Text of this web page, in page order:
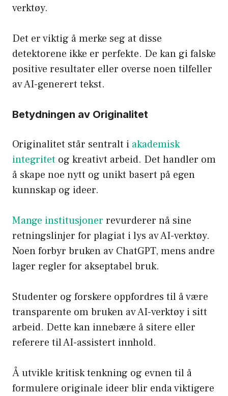
verktøy.
Det er viktig å merke seg at disse
detektorene ikke er perfekte. De kan gi falske
positive resultater eller overse noen tilfeller
av AI-generert tekst.
Betydningen av Originalitet
Originalitet står sentralt i akademisk
integritet og kreativt arbeid. Det handler om
å skape noe nytt og unikt basert på egen
kunnskap og ideer.
Mange institusjoner revurderer nå sine
retningslinjer for plagiat i lys av AI-verktøy.
Noen forbyr bruken av ChatGPT, mens andre
lager regler for akseptabel bruk.
Studenter og forskere oppfordres til å være
transparente om bruken av AI-verktøy i sitt
arbeid. Dette kan innebære å sitere eller
referere til AI-assistert innhold.
Å utvikle kritisk tenkning og evnen til å
formulere originale ideer blir enda viktigere